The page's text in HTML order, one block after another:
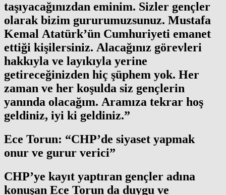
taşıyacağınızdan eminim. Sizler gençler
olarak bizim gururumuzsunuz. Mustafa
Kemal Atatürk’ün Cumhuriyeti emanet
ettiği kişilersiniz. Alacağınız görevleri
hakkıyla ve layıkıyla yerine
getireceğinizden hiç şüphem yok. Her
zaman ve her koşulda siz gençlerin
yanında olacağım. Aramıza tekrar hoş
geldiniz, iyi ki geldiniz.”
Ece Torun: “CHP’de siyaset yapmak
onur ve gurur verici”
CHP’ye kayıt yaptıran gençler adına
konuşan Ece Torun da duygu ve